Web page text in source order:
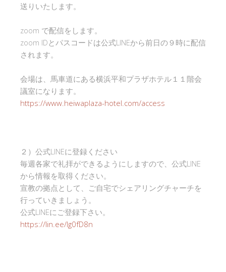
送りいたします。
zoom で配信をします。
zoom IDとパスコードは公式LINEから前日の９時に配信
されます。
会場は、馬車道にある横浜平和プラザホテル１１階会
議室になります。
https://www.heiwaplaza-hotel.com/access
２）公式LINEに登録ください
毎週各家で礼拝ができるようにしますので、公式LINE
から情報を取得ください。
宣教の拠点として、ご自宅でシェアリングチャーチを
行っていきましょう。
公式LINEにご登録下さい。
https://lin.ee/Ig0fD8n